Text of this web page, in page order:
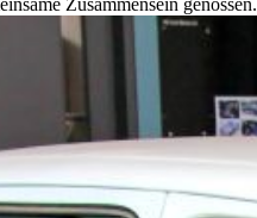
Zusammensein genossen.